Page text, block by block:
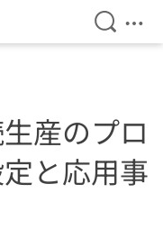
検索を
メ
産のプロ
と応用事